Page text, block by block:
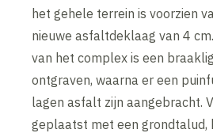
het gehele terrein is voorzien
nieuwe asfaltdeklaag van 4
van het complex is een
ontgraven, waarna er een
lagen asfalt zijn aangebracht.
geplaatst met een grondtalud,